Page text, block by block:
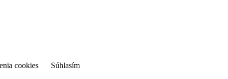
cookies Súhlasím